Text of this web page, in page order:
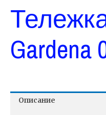
Gardena
Описание